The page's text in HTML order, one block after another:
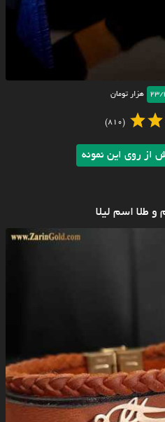
23/ هزار تومان
(810)
از روی این نمونه
طلا اسم لیلا